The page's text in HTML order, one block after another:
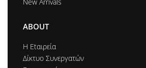
ABOUT
Η Εtαιρεία
Δίκτυο Συνεργατών